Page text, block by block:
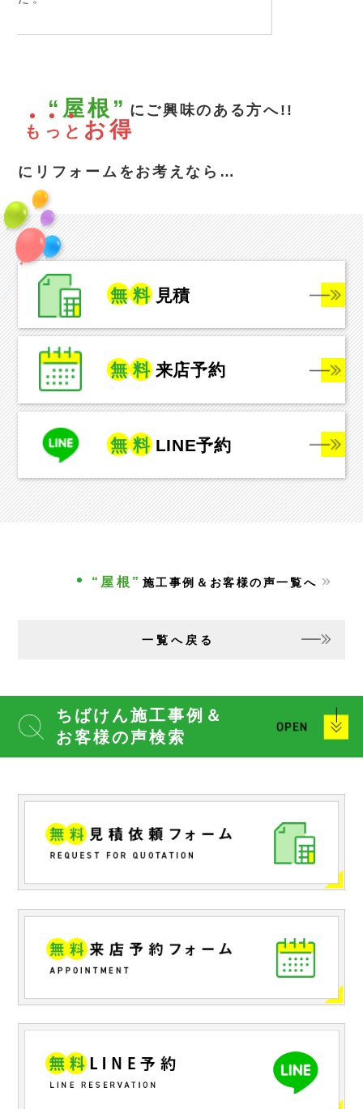
“屋根” にご興味のある方へ!!
も っ と お得
にリフォームをお考えなら…
無 料 見積
無 料 来店予約
無 料 LINE予約
“屋根” 施工事例＆お客様の声一覧へ
一覧へ戻る
ちばけん施工事例＆
お客様の声検索